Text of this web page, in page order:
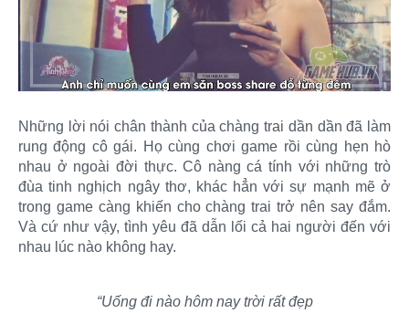
Những lời nói chân thành của chàng trai dần dần đã làm
rung động cô gái. Họ cùng chơi game rồi cùng hẹn hò
nhau ở ngoài đời thực. Cô nàng cá tính với những trò
đùa tinh nghịch ngây thơ, khác hẳn với sự mạnh mẽ ở
trong game càng khiến cho chàng trai trở nên say đắm.
Và cứ như vậy, tình yêu đã dẫn lối cả hai người đến với
nhau lúc nào không hay.
“Uống đi nào hôm nay trời rất đẹp